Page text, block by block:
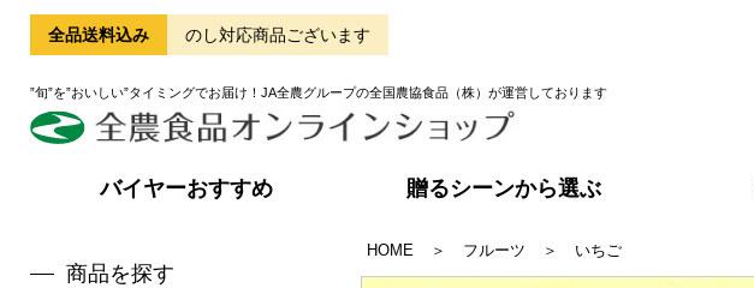
全品送料込み のし対応商品ございます
”旬”を”おいしい”タイミングでお届け！JA全農グループの全国農協食品（株）が運営しております
バイヤーおすすめ 贈るシーンから選ぶ
商品を探す
HOME ＞ フルーツ ＞ いちご